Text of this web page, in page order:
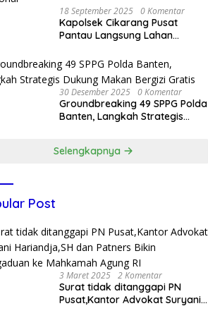
18 September 2025 0 Komentar
Kapolsek Cikarang Pusat
Pantau Langsung Lahan
Pangan Nasional
30 Desember 2025 0 Komentar
Groundbreaking 49 SPPG Polda
Banten, Langkah Strategis
Selengkapnya
Post
3 Maret 2025 2 Komentar
Surat tidak ditanggapi PN
Pusat,Kantor Advokat Suryani